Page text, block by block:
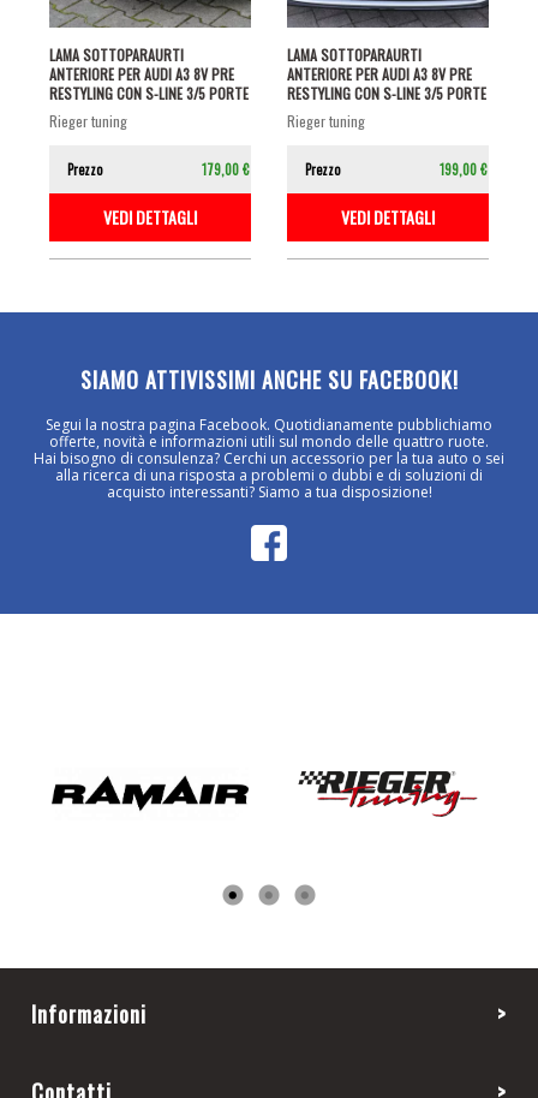
LAMA SOTTOPARAURTI
ANTERIORE PER AUDI A3 8V PRE
RESTYLING CON S-LINE 3/5 PORTE
NERO...
rieger tuning
Prezzo 179,00 €
VEDI DETTAGLI
LAMA SOTTOPARAURTI
ANTERIORE PER AUDI A3 8V PRE
RESTYLING CON S-LINE 3/5 PORTE
NERO...
rieger tuning
Prezzo 199,00 €
VEDI DETTAGLI
SIAMO ATTIVISSIMI ANCHE SU FACEBOOK!
Segui la nostra pagina Facebook. Quotidianamente pubblichiamo
offerte, novità e informazioni utili sul mondo delle quattro ruote.
Hai bisogno di consulenza? Cerchi un accessorio per la tua auto o sei
alla ricerca di una risposta a problemi o dubbi e di soluzioni di
acquisto interessanti? Siamo a tua disposizione!
Informazioni